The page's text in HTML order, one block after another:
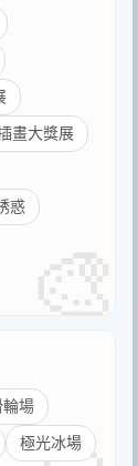
畫大獎展
惑
輪場
極光冰場